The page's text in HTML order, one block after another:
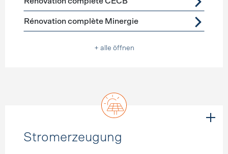
Rénovation complète Minergie
+ alle öffnen
Stromerzeugung